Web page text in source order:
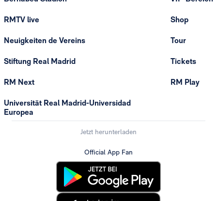
RMTV live
Neuigkeiten de Vereins
Stiftung Real Madrid
RM Next
Universität Real Madrid-Universidad
Europea
Shop
Tour
Tickets
RM Play
Jetzt herunterladen
Official App Fan